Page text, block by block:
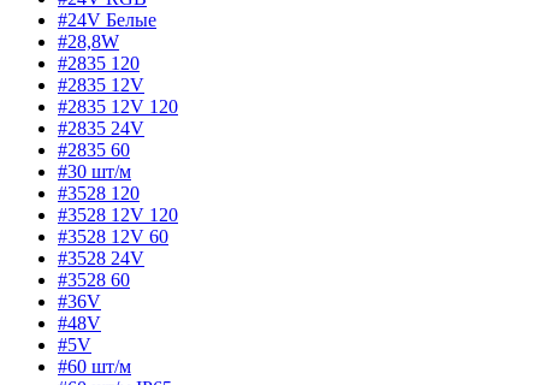
#24V Белые
#28,8W
#2835 120
#2835 12V
#2835 12V 120
#2835 24V
#2835 60
#30 шт/м
#3528 120
#3528 12V 120
#3528 12V 60
#3528 24V
#3528 60
#36V
#48V
#5V
#60 шт/м